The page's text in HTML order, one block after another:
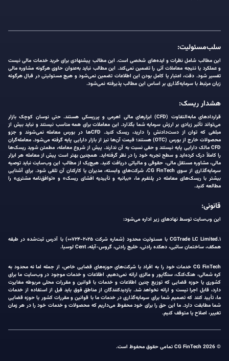
سلب‌مسئولیت:
این مطالب شامل نظرات و ایده‌های شخصی است. این مطالب پیشنهادی برای خرید خدمات مالی نیست
و عملکرد یا نتیجه معاملات آتی را تضمین نمی‌کند. این مطالب نباید به‌عنوان حاوی هرگونه مشاوره مالی
تفسیر شود. دقت، اعتبار یا کامل بودن این اطلاعات تضمین نمی‌شود و هیچ مسئولیتی در قبال هرگونه
زیان مرتبط با سرمایه‌گذاری بر اساس این مطالب پذیرفته نمی‌شود.
هشدار ریسک:
قراردادهای مابه‌التفاوت (CFD) ابزارهای مالی اهرمی و پرریسکی هستند. حتی نوسان کوچک بازار
می‌تواند تأثیر زیادی بر ارزش سرمایه شما بگذارد. این معاملات برای همه مناسب نیستند و نباید بیش از
مبلغی که توان از دست‌دادنش را دارید، ریسک کنید. CFDها در بورس معامله نمی‌شوند و جزو
محصولات خارج از بورس (OTC) هستند؛ قیمت آن‌ها نیز از بازار دارایی پایه گرفته می‌شود. معامله‌گران
CFD مالک دارایی پایه نیستند و حقی نسبت به آن ندارند. پیش از شروع معامله، مطمئن شوید ریسک‌ها
را کاملاً درک کرده‌اید و سطح تجربه خود را در نظر گرفته‌اید. همچنین بهتر است پیش از معامله هر ابزار
مالی، مشاوره مستقل مالی، حقوقی و مالیاتی دریافت کنید. هیچ‌یک از مطالب این وب‌سایت نباید توصیه
سرمایه‌گذاری از سوی CG FinTech، شرکت‌های وابسته، مدیران یا کارکنان آن تلقی شود. برای آشنایی
بیشتر با ریسک‌های معامله در پلتفرم ما، «بیانیه و تأییدیه افشای ریسک» و «توافق‌نامه مشتری» را
مطالعه کنید.
قانونی:
این وب‌سایت توسط نهادهای زیر اداره می‌شود:
۱.CGTrade LC Limited با مسئولیت محدود (شماره شرکت ۲۰۲۵-۰۰۷۲۴) با آدرس ثبت‌شده در طبقه
همکف، ساختمان ساثبی، دهکده رادنی، خلیج رادنی، گروس-آیله، Cent لوسیا.
CG FinTech خدمات خود را به افراد یا شرکت‌های حوزه‌های قضایی خاص، از جمله اما نه محدود به
کره شمالی، هنگ‌کنگ، سنگاپور و مالزی ارائه نمی‌دهیم. اطلاعات و خدمات موجود در وب‌سایت ما برای
کشوری یا حوزه قضایی که توزیع چنین اطلاعات و خدمات با قوانین و مقررات محلی مربوطه مغایرت
دارد، قابل اجرا نیست و ارائه نخواهد شد. بازدیدکنندگان از مناطق فوق باید قبل از استفاده از خدمات
ما، تأیید کنند که تصمیم شما برای سرمایه‌گذاری در خدمات ما با قوانین و مقررات کشور یا حوزه قضایی
شما مطابقت دارد. ما این حق را برای خود محفوظ می‌داریم که محصولات و خدمات خود را در هر زمان
تغییر، اصلاح یا متوقف کنیم.
© 2026 CG FinTech تمامی حقوق محفوظ است.